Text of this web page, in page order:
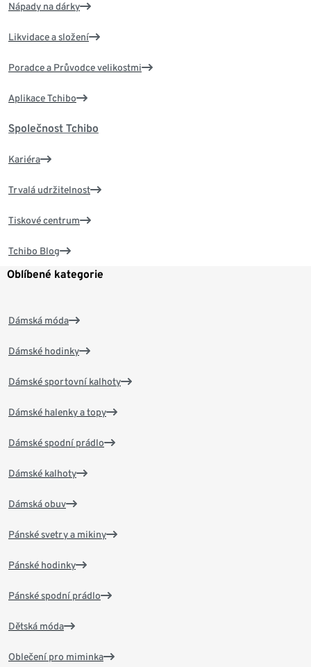
Nápady na dárky
Likvidace a složení
Poradce a Průvodce velikostmi
Aplikace Tchibo
Společnost Tchibo
Kariéra
Trvalá udržitelnost
Tiskové centrum
Tchibo Blog
Oblíbené kategorie
Dámská móda
Dámské hodinky
Dámské sportovní kalhoty
Dámské halenky a topy
Dámské spodní prádlo
Dámské kalhoty
Dámská obuv
Pánské svetry a mikiny
Pánské hodinky
Pánské spodní prádlo
Dětská móda
Oblečení pro miminka